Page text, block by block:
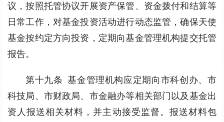
议，按照托管协议开展资产保管、资金拨付和结算等
日常工作，对基金投资活动进行动态监管，确保天使
基金按约定方向投资，定期向基金管理机构提交托管
报告。
第十九条 基金管理机构应定期向市科创办、市
科技局、市财政局、市金融办等相关部门以及基金出
资人报送相关材料，并主动接受监督。报送材料包